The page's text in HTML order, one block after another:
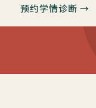
预约学情诊断 →